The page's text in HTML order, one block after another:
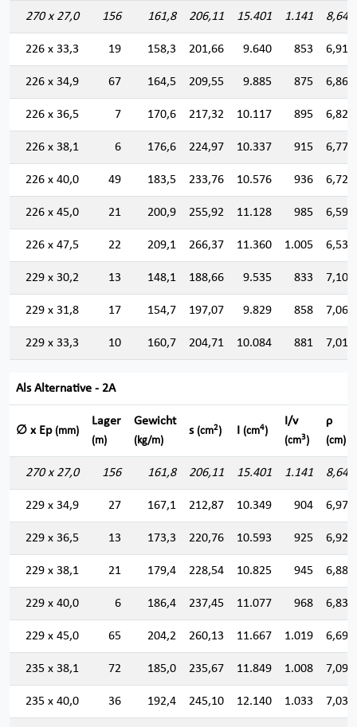
270 x 27,0 156 161,8 206,11 15.401 1.141 8,644
226 x 33,3 19 158,3 201,66 9.640 853 6,913
226 x 34,9 67 164,5 209,55 9.885 875 6,868
226 x 36,5 7 170,6 217,32 10.117 895 6,822
226 x 38,1 6 176,6 224,97 10.337 915 6,778
226 x 40,0 49 183,5 233,76 10.576 936 6,726
226 x 45,0 21 200,9 255,92 11.128 985 6,594
226 x 47,5 22 209,1 266,37 11.360 1.005 6,530
229 x 30,2 13 148,1 188,66 9.535 833 7,109
229 x 31,8 17 154,7 197,07 9.829 858 7,062
229 x 33,3 10 160,7 204,71 10.084 881 7,018
Als Alternative - 2A
∅ x Ep (mm)
Lager
(m)
Gewicht
(kg/m)
s (cm2) I (cm4)
I/v
(cm3)
ρ
(cm)
270 x 27,0 156 161,8 206,11 15.401 1.141 8,644
229 x 34,9 27 167,1 212,87 10.349 904 6,972
229 x 36,5 13 173,3 220,76 10.593 925 6,927
229 x 38,1 21 179,4 228,54 10.825 945 6,882
229 x 40,0 6 186,4 237,45 11.077 968 6,830
229 x 45,0 65 204,2 260,13 11.667 1.019 6,697
235 x 38,1 72 185,0 235,67 11.849 1.008 7,090
235 x 40,0 36 192,4 245,10 12.140 1.033 7,037